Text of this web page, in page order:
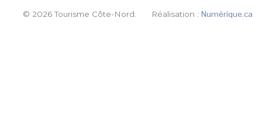
© 2026 Tourisme Côte-Nord. Réalisation :Numérique.ca